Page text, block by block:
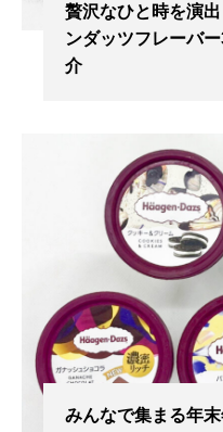
贅沢なひと時を演
ンダッツフレーバ
介
みんなで集まる年